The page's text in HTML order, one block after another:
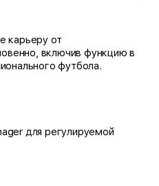
карьеру от
включив функцию в
футбола.
для регулируемой